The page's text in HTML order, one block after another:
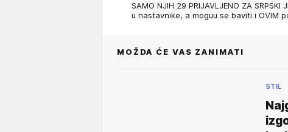
SAMO NJIH 29 PRIJAVLJENO ZA
u nastavnike, a moguu se baviti i OVIM
MOŽDA ĆE VAS ZANIMATI
STIL